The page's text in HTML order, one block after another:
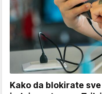
Kako da blokirate